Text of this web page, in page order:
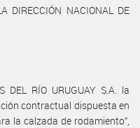
DIRECCIÓN NACIONAL DE
DEL RÍO URUGUAY S.A. la
contractual dispuesta en
la calzada de rodamiento”,